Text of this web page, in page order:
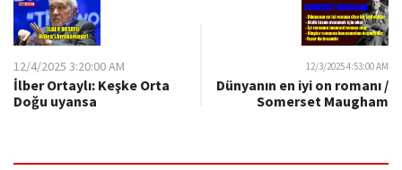
12/4/2025 3:20:00 AM
İlber Ortaylı: Keşke Orta
Doğu uyansa
12/3/2025 4:53:00 AM
Dünyanın en iyi on romanı /
Somerset​ Maugham